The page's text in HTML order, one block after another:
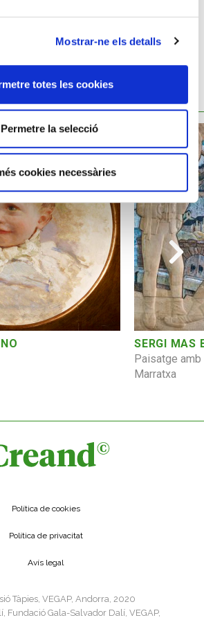
Mostrar-ne els detalls
totes les cookies
Permetre la selecció
cookies necessàries
INTERESSAR
SERGI MAS
Paisatge
Marratxa
Política de cookies
Política de privacitat
Avís legal
Tàpies, VEGAP, Andorra, 2020
Fundació Gala-Salvador Dalí, VEGAP,